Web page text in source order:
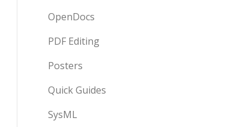
OpenDocs
PDF Editing
Posters
Quick Guides
SysML